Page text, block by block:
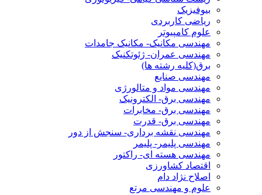
بیوفیزیک
ریاضی کاربردی
علوم کامپیوتر
مهندسی مکانیک- مکانیک جامدات
مهندسی عمران- ژئوتکنیک
برق(کلیه رشته ها)
مهندسی صنایع
مهندسی مواد و متالورژی
مهندسی برق- الکترونیک
مهندسی برق- مخابرات
مهندسی برق- قدرت
مهندسی نقشه برداری- سنجش از دور
مهندسی پلیمر- پلیمر
مهندسی هسته ای- راکتور
اقتصاد کشاورزی
اصلاح نژاد دام
علوم و مهندسی مرتع